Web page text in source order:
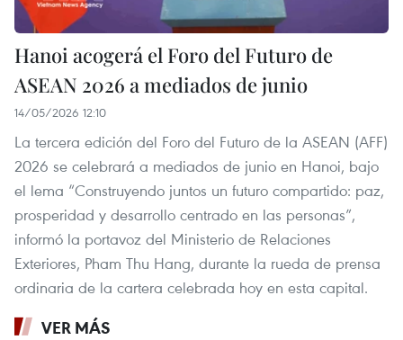
Hanoi acogerá el Foro del Futuro de
ASEAN 2026 a mediados de junio
14/05/2026 12:10
La tercera edición del Foro del Futuro de la ASEAN (AFF)
2026 se celebrará a mediados de junio en Hanoi, bajo
el lema “Construyendo juntos un futuro compartido: paz,
prosperidad y desarrollo centrado en las personas”,
informó la portavoz del Ministerio de Relaciones
Exteriores, Pham Thu Hang, durante la rueda de prensa
ordinaria de la cartera celebrada hoy en esta capital.
VER MÁS